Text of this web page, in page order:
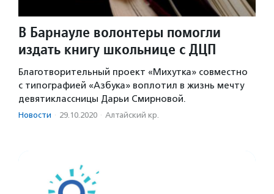
В Барнауле волонтеры помогли
издать книгу школьнице с ДЦП
Благотворительный проект «Михутка» совместно
с типографией «Азбука» воплотил в жизнь мечту
девятиклассницы Дарьи Смирновой.
Новости · 29.10.2020 · Алтайский кр.